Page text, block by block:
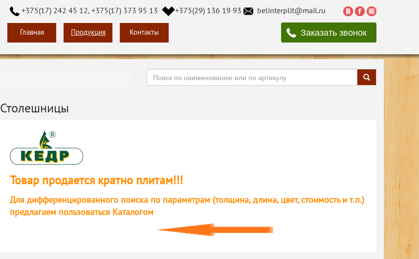
+375(17) 242 45 12, +375(17) 373 95 13 +375(29) 136 19 93 belinterplit@mail.ru
Главная Продукция Контакты Заказать звонок
Столешницы
Товар продается кратно плитам!!!
Для дифференцированного поиска по параметрам (толщина, длина, цвет, стоимость и т.п.)
предлагаем пользоваться Каталогом